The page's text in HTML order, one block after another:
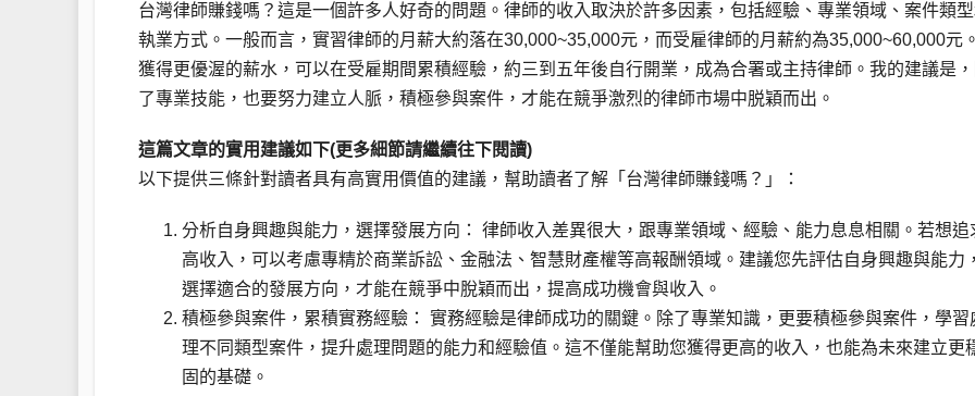
台灣律師賺錢嗎？這是一個許多人好奇的問題。律師的收入取決於許多因素，包括經驗、專業領域、案件類型
執業方式。一般而言，實習律師的月薪大約落在30,000~35,000元，而受雇律師的月薪約為35,000~60,000元
獲得更優渥的薪水，可以在受雇期間累積經驗，約三到五年後自行開業，成為合署或主持律師。我的建議是
了專業技能，也要努力建立人脈，積極參與案件，才能在競爭激烈的律師市場中脱穎而出。
這篇文章的實用建議如下(更多細節請繼續往下閱讀)
以下提供三條針對讀者具有高實用價值的建議，幫助讀者了解「台灣律師賺錢嗎？」：
分析自身興趣與能力，選擇發展方向： 律師收入差異很大，跟專業領域、經驗、能力息息相關。若想追
高收入，可以考慮專精於商業訴訟、金融法、智慧財產權等高報酬領域。建議您先評估自身興趣與能力，
選擇適合的發展方向，才能在競爭中脫穎而出，提高成功機會與收入。
積極參與案件，累積實務經驗： 實務經驗是律師成功的關鍵。除了專業知識，更要積極參與案件，學習
理不同類型案件，提升處理問題的能力和經驗值。這不僅能幫助您獲得更高的收入，也能為未來建立更
固的基礎。